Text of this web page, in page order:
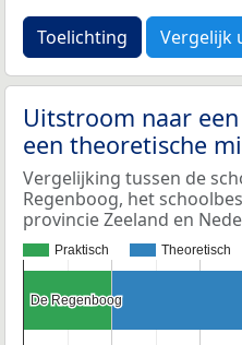
Toelichting Vergelijk
Uitstroom naar
een theoretische
Vergelijking tussen de
Regenboog, het
provincie Zeeland en
Praktisch Theoretisch
De Regenboog
De Regenboog